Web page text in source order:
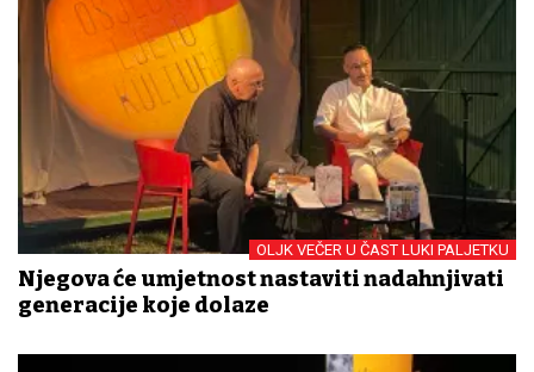
OLJK VEČER U ČAST LUKI PALJETKU
Njegova će umjetnost nastaviti nadahnjivati
generacije koje dolaze